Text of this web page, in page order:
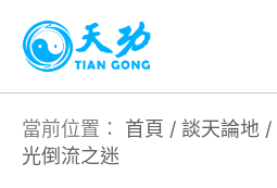
主
當前位置： 首頁 / 談天論地 /
光倒流之迷